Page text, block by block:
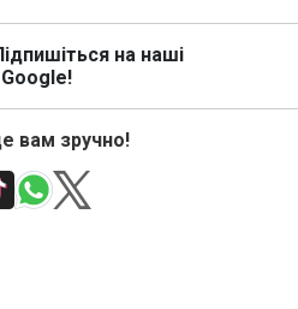
на наші
вам зручно!